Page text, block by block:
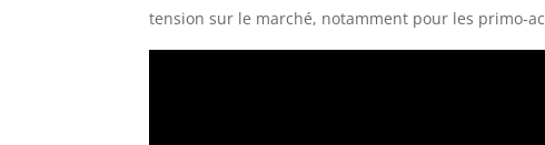
tension sur le marché, notamment pour les primo-